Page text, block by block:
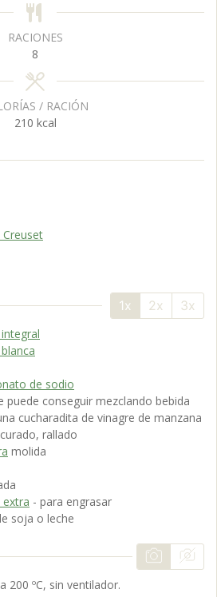
RACIONES
8
/ RACIÓN
210 kcal
1x 2x 3x
de sodio
puede conseguir mezclando bebida
cucharadita de vinagre de manzana
curado, rallado
molida
extra - para engrasar
soja o leche
200 ºC, sin ventilador.